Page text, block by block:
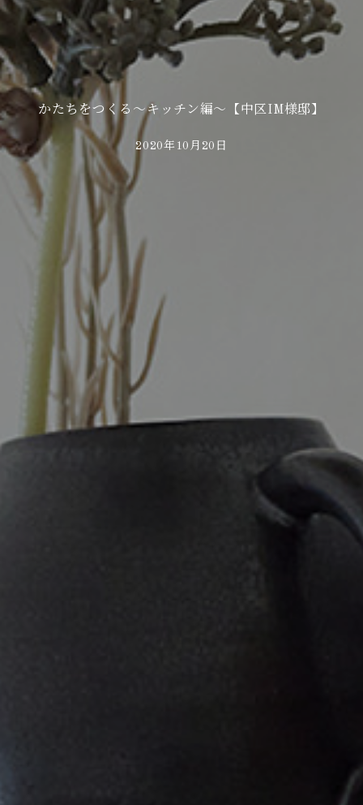
かたちをつくる～キッチン編～【中区IM様邸】
2020年10月20日